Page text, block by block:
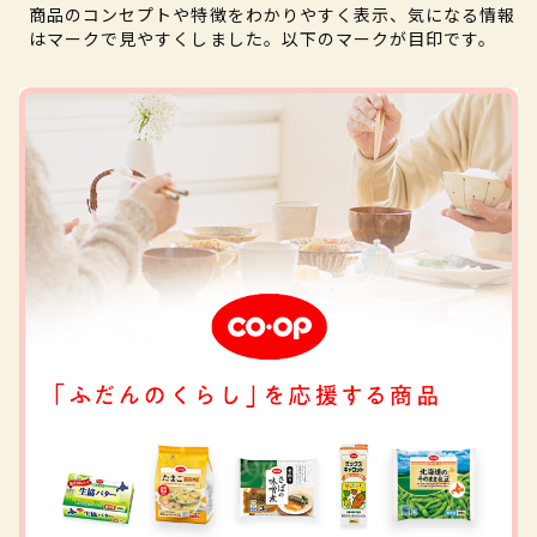
商品のコンセプトや特徴をわかりやすく表示、気になる情報
はマークで見やすくしました。以下のマークが目印です。